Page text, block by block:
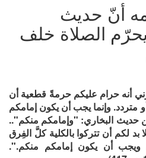
زعمه أنّ حديث
الصلاة خلف
أنه حرام عليكم حرمةً قطعية أن
متردد. وإنما يجب أن يكون إمامكم
حديث البخاري: "وإمامكم منكم"..
لكم أن تتركوا بالكلية كلَّ الفِرق
ويجب أن يكون إمامكم منكم.".